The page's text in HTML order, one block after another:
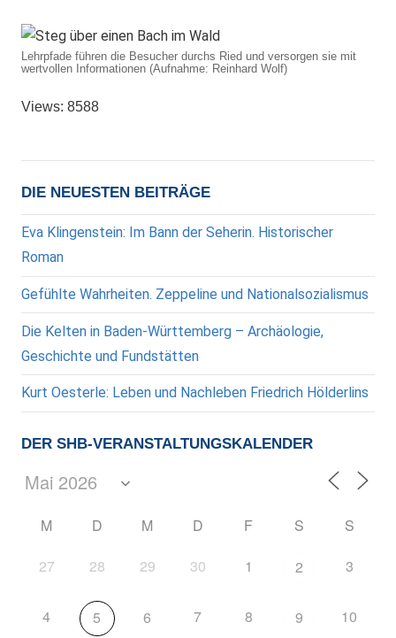
Lehrpfade führen die Besucher durchs Ried und versorgen sie mit
wertvollen Informationen (Aufnahme: Reinhard Wolf)
Views: 8588
DIE NEUESTEN BEITRÄGE
Eva Klingenstein: Im Bann der Seherin. Historischer
Roman
Gefühlte Wahrheiten. Zeppeline und Nationalsozialismus
Die Kelten in Baden-Württemberg – Archäologie,
Geschichte und Fundstätten
Kurt Oesterle: Leben und Nachleben Friedrich Hölderlins
DER SHB-VERANSTALTUNGSKALENDER
M D M D F S S
27 28 29 30 1 2 3
4 5 6 7 8 9 10